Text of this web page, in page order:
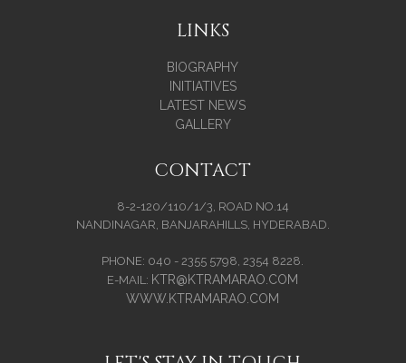
LINKS
BIOGRAPHY
INITIATIVES
LATEST NEWS
GALLERY
CONTACT
8-2-120/110/1/3, ROAD NO.14
NANDINAGAR, BANJARAHILLS, HYDERABAD.
PHONE: 040 - 2355 5798, 2354 8228.
E-MAIL: KTR@KTRAMARAO.COM
WWW.KTRAMARAO.COM